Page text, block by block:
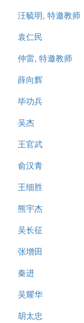
汪毓明, 特邀教师
袁仁民
仲雷, 特邀教师
薛向辉
毕功兵
吴杰
王官武
俞汉青
王细胜
熊宇杰
吴长征
张增田
秦进
吴耀华
胡太忠